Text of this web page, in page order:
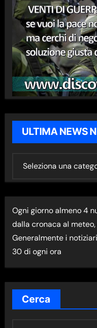
ULTIMA NEWS
I
M
A
N
E
W
S
E
Ogni giorno almeno 4
dalla cronaca al
Generalmente i
30 di ogni ora
Cerca